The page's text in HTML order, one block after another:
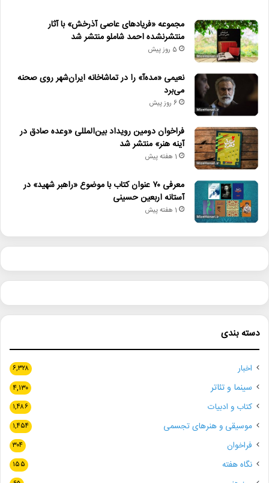
مجموعه «فریادهای عاصی آذرخش» با آثار
منتشرنشده احمد شاملو منتشر شد
5 روز پیش
نعیمی «مده‌آ» را در تماشاخانه ایران‌شهر روی صحنه
می‌برد
6 روز پیش
فراخوان دومین رویداد بین‌المللی «وعده صادق در
آینه هنر» منتشر شد
1 هفته پیش
معرفی ۷۰ عنوان کتاب با موضوع «راهبر شهید» در
آستانه اربعین حسینی
1 هفته پیش
دسته بندی
اخبار ۶,۳۲۸
سینما و تئاتر ۴,۱۳۰
کتاب و ادبیات ۱,۴۸۶
موسیقی و هنرهای تجسمی ۱,۴۵۴
فراخوان ۳۰۴
نگاه هفته ۱۵۵